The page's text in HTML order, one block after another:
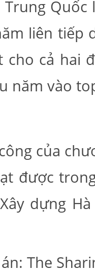
Trung
liên tiếp
cho cả hai
năm vào
của
được
dựng
The